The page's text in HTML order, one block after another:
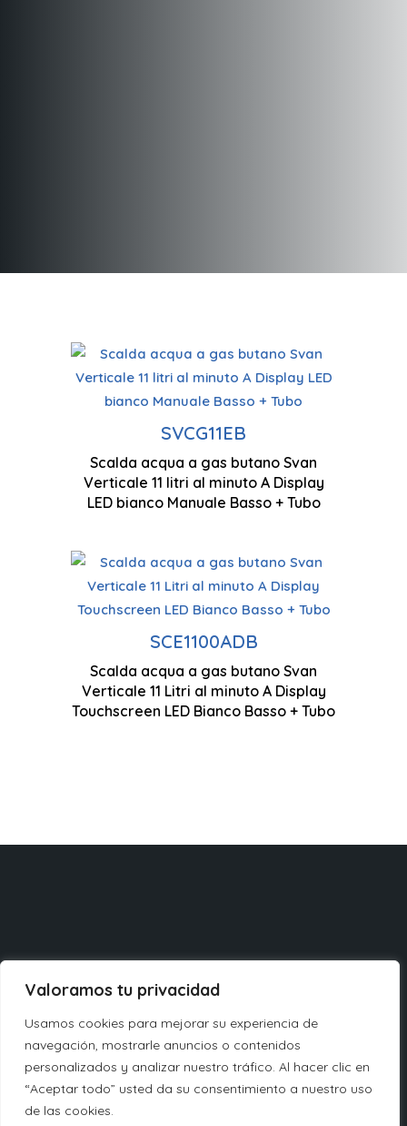
Valoramos tu privacidad
Usamos cookies para mejorar su experiencia de
navegación, mostrarle anuncios o contenidos
personalizados y analizar nuestro tráfico. Al hacer clic en
“Aceptar todo” usted da su consentimiento a nuestro uso
de las cookies.
SVCG11EB
Scalda acqua a gas butano Svan
Verticale 11 litri al minuto A Display
LED bianco Manuale Basso + Tubo
Gas butano
Installazione verticale
Capacità 11 litri/min
SCE1100ADB
Scalda acqua a gas butano Svan
Verticale 11 Litri al minuto A Display
Touchscreen LED Bianco Basso + Tubo
663 x 372 x 223 mm
Display tattile a LED di
controllo
AZIENDA
ASSISTENZA TECNICA
Servizio tecnico